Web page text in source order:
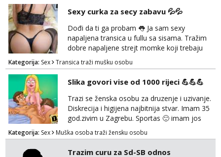
kasnije može poziv. Sl. Brod moj prostor
Zagreb i ostatak Hrvatske mobilan !
𝗡𝗮𝗽𝗼𝗺𝗲𝗻𝗮 tražim samo žene...
Sexy curka za secy zabavu 💦💦
Dođi da ti ga probam 👅 Ja sam sexy
napaljena transica u fullu sa sisama. Tražim
dobre napaljene strejt momke koji trebaju
diskretno pražnjenje kite. Samo za dobre
frajere koji drže do sebe. Imaj neku sliku.
Pozivi i poruke bez slike - nema odgovora.
Pojebi me Poruke WhatsApp: 0998667649
Kategorija: Sex Transica traži mušku osobu
Slika govori vise od 1000 rijeci 💪💪💪
Trazi se ženska osobu za druzenje i uzivanje.
Diskrecija i higijena najbitnija stvar. Imam 35
god.zivim u Zagrebu. Sportas 🙂 imam jos
kondicije 🤣 Za sve informacije i dogovore na
mail I molim samo ozbiljne i zainteresirane
😉!! I molim takoder da se ne javljaju muski!!!
Kategorija: Sex Muška osoba traži žensku osobu
Trazim curu za Sd-SB odnos